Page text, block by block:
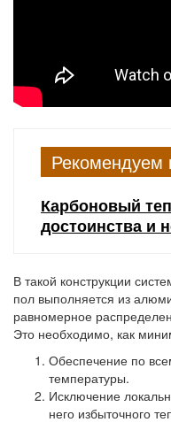
Рекомендуем
Карбоновый
достоинства и
В такой конструкции
пол выполняется из
равномерное
Это необходимо, как
Обеспечение по
температуры.
Исключение
него избыточного